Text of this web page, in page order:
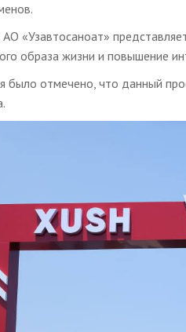
«Узавтосаноат»
образа жизни и повышение
было отмечено, что данный